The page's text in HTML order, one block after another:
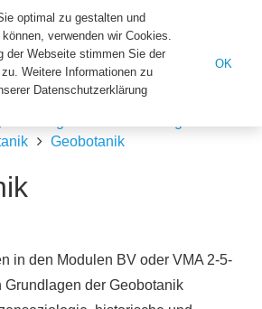
Biologie der
Geobotanik
in den Modulen BV oder VMA 2-5-
Grundlagen der Geobotanik
optimal zu gestalten und
verwenden wir Cookies.
der Webseite stimmen Sie der
Weitere Informationen zu
Datenschutzerklärung
OK